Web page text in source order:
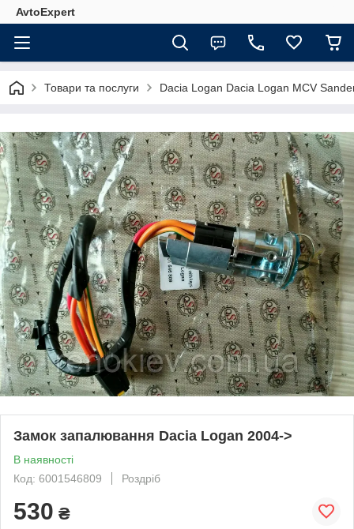
AvtoExpert
Товари та послуги Dacia Logan Dacia Logan MCV
Замок запалювання Dacia Logan 2004->
В наявності
Код: 6001546809
Роздріб
530 ₴